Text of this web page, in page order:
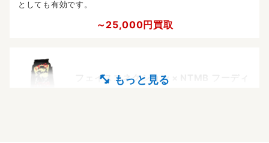
としても有効です。
～25,000円買取
フェイスコネクション × NTMB フーディ